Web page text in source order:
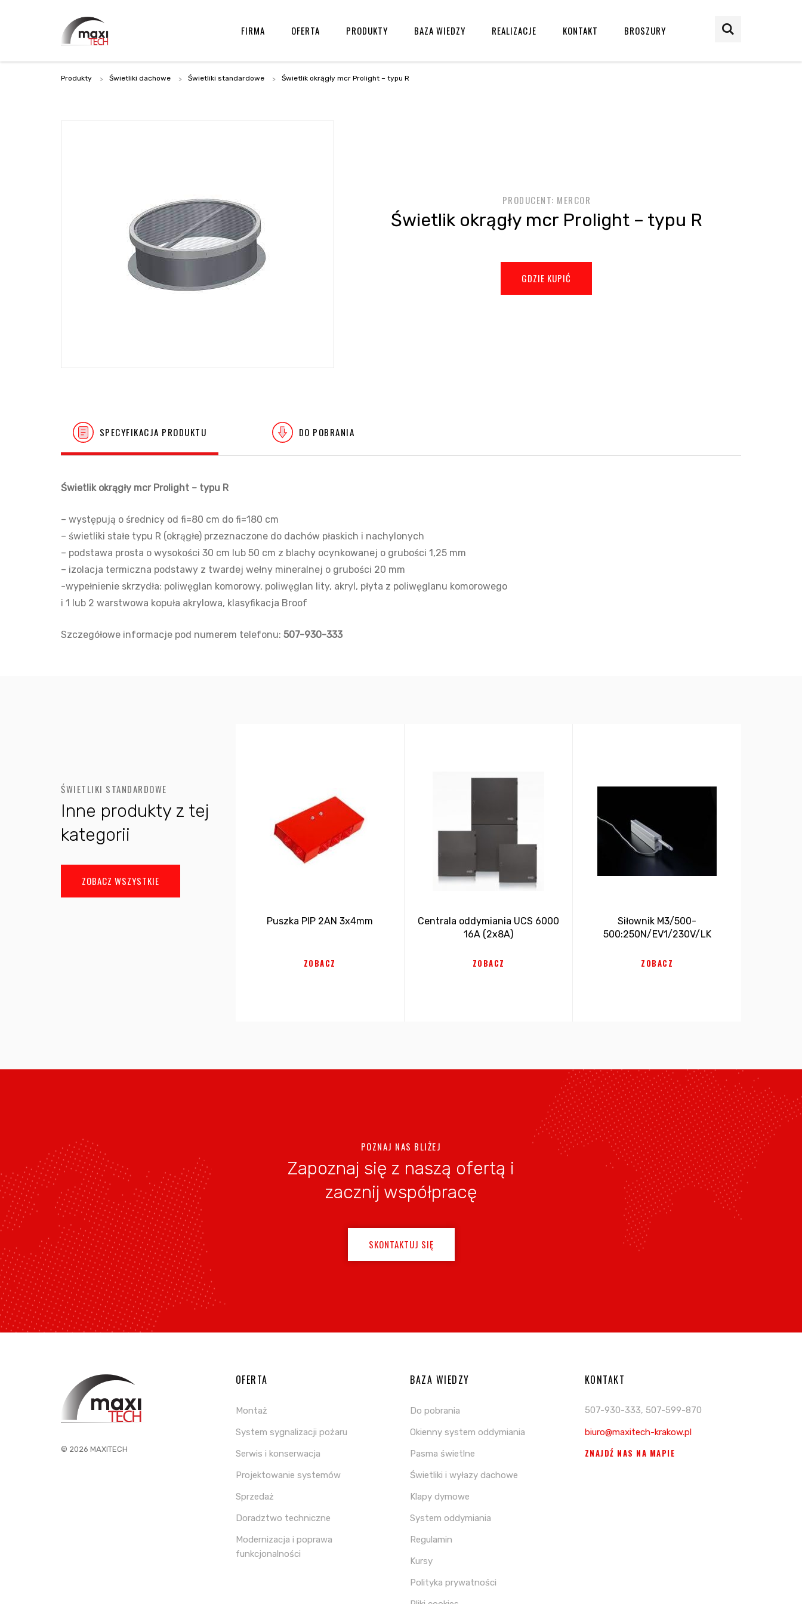
i
FIRMA OFERTA PRODUKTY BAZA WIEDZY REALIZACJE KONTAKT BROSZURY
Produkty Świetliki dachowe Świetliki standardowe Świetlik okrągły mcr Prolight – typu R
PRODUCENT: MERCOR
Świetlik okrągły mcr Prolight – typu R
GDZIE KUPIĆ
SPECYFIKACJA PRODUKTU DO POBRANIA
Świetlik okrągły mcr Prolight – typu R
– występują o średnicy od fi=80 cm do fi=180 cm
– świetliki stałe typu R (okrągłe) przeznaczone do dachów płaskich i nachylonych
– podstawa prosta o wysokości 30 cm lub 50 cm z blachy ocynkowanej o grubości 1,25 mm
– izolacja termiczna podstawy z twardej wełny mineralnej o grubości 20 mm
-wypełnienie skrzydła: poliwęglan komorowy, poliwęglan lity, akryl, płyta z poliwęglanu komorowego
i 1 lub 2 warstwowa kopuła akrylowa, klasyfikacja Broof
Szczegółowe informacje pod numerem telefonu: 507-930-333
ŚWIETLIKI STANDARDOWE
Inne produkty z tej
kategorii
ZOBACZ WSZYSTKIE
Puszka PIP 2AN 3x4mm
ZOBACZ
Centrala oddymiania UCS 6000
16A (2x8A)
ZOBACZ
Siłownik M3/500-
500:250N/EV1/230V/LK
ZOBACZ
POZNAJ NAS BLIŻEJ
Zapoznaj się z naszą ofertą i
zacznij współpracę
SKONTAKTUJ SIĘ
© 2026 MAXITECH
OFERTA
Montaż
System sygnalizacji pożaru
Serwis i konserwacja
Projektowanie systemów
Sprzedaż
Doradztwo techniczne
Modernizacja i poprawa
funkcjonalności
BAZA WIEDZY
Do pobrania
Okienny system oddymiania
Pasma świetlne
Świetliki i wyłazy dachowe
Klapy dymowe
System oddymiania
Regulamin
Kursy
Polityka prywatności
KONTAKT
507-930-333, 507-599-870
biuro@maxitech-krakow.pl
ZNAJDŹ NAS NA MAPIE